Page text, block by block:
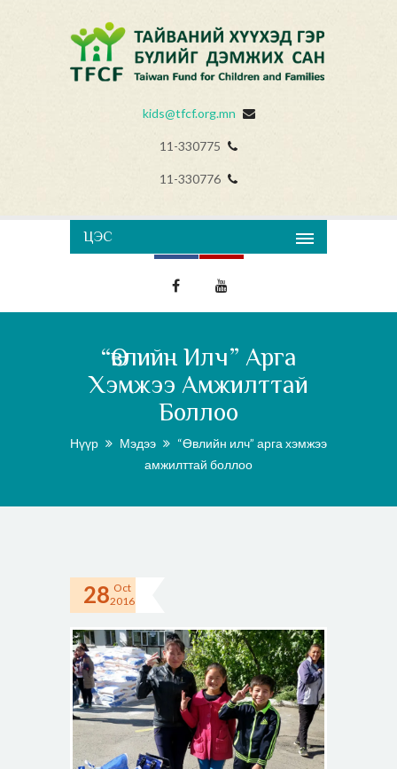
kids@tfcf.org.mn
11-330775
11-330776
ЦЭС
“Өвлийн Илч” Арга
Хэмжээ Амжилттай
Боллоо
Нүүр Мэдээ
“Өвлийн илч” арга хэмжээ
амжилттай боллоо
28 Oct
2016